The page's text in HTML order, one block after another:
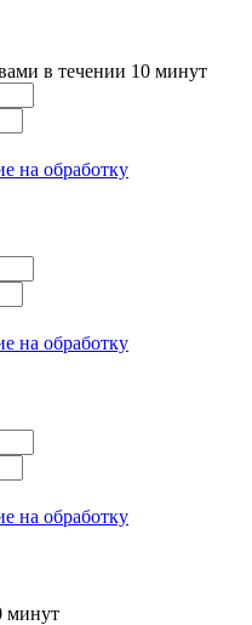
в течении 10 минут
на обработку
на обработку
на обработку
минут